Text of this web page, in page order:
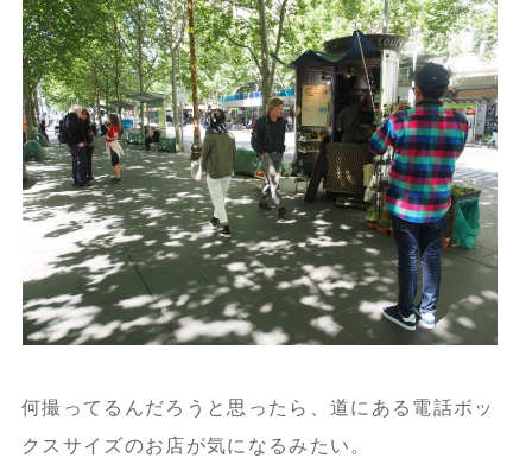
何撮ってるんだろうと思ったら、道にある電話ボッ
クスサイズのお店が気になるみたい。